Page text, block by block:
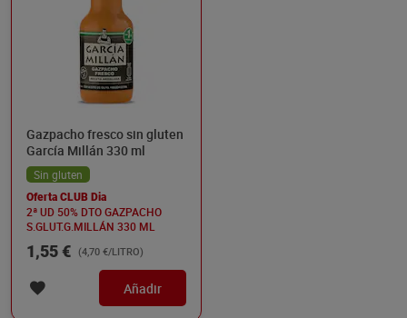
Gazpacho fresco sin gluten
García Millán 330 ml
Sin gluten
Oferta CLUB Dia
2ª UD 50% DTO GAZPACHO
S.GLUT.G.MILLÁN 330 ML
1,55 € (4,70 €/LITRO)
Añadir